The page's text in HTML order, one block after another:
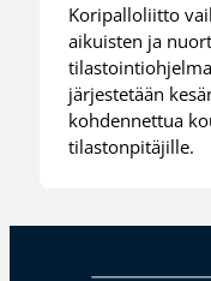
Koripalloliitto
aikuisten ja
järjestetään
kohdennettua
tilastonpitäjille.